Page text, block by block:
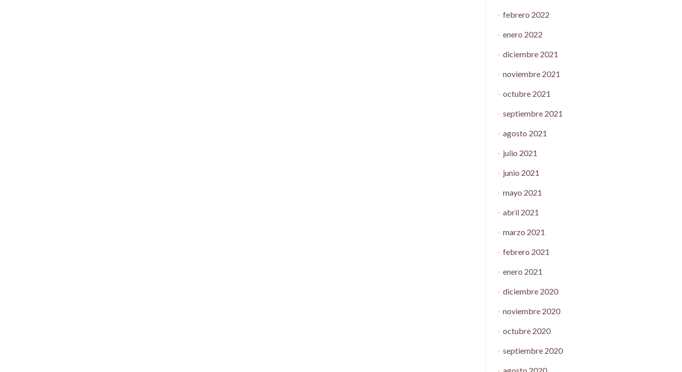
febrero 2022
enero 2022
diciembre 2021
noviembre 2021
octubre 2021
septiembre 2021
agosto 2021
julio 2021
junio 2021
mayo 2021
abril 2021
marzo 2021
febrero 2021
enero 2021
diciembre 2020
noviembre 2020
octubre 2020
septiembre 2020